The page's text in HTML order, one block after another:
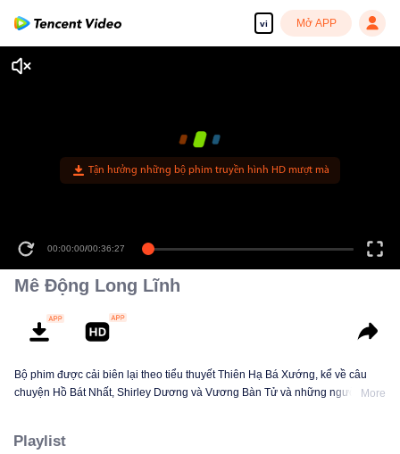
vi Mở APP
Tận hưởng những bộ phim truyền hình HD mượt mà
00:00:00/00:36:27
Mê Động Long Lĩnh
Bộ phim được cải biên lại theo tiểu thuyết Thiên Hạ Bá Xướng, kể về câu
chuyện Hồ Bát Nhất, Shirley Dương và Vương Bàn Tử và những người khác
More
Playlist